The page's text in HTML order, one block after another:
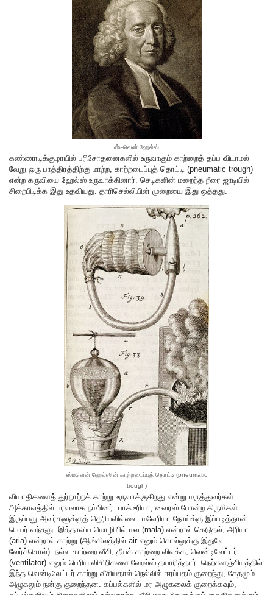
ஸ்டீவென் ஹேல்ஸ்
கண்ணாடிக்குழாயில் பரிசோதனைகளில் உருவாகும் காற்றைத் தப்ப விடாமல்
வேறு ஒரு பாத்திரத்திற்கு மாற்ற, காற்றடைப்புத் தொட்டி (pneumatic trough)
என்ற கருவியை ஹேல்ஸ் உருவாக்கினார். செடிகளின் மறைந்த நீரை ஜாடியில்
சிறைபிடிக்க இது உதவியது. தாரிசெல்லியின் முறையை இது ஒத்தது.
ஸ்டீவென் ஹேல்ஸின் காற்றடைப்புத் தொட்டி (pneumatic
trough)
வியாதிகளைத் துர்நாற்றக் காற்று உருவாக்குகிறது என்று மருத்துவர்கள்
அக்காலத்தில் பரவலாக நம்பினர். பாக்டீரியா, வைரஸ் போன்ற கிருமிகள்
இருப்பது அவர்களுக்குத் தெரியவில்லை. மலேரியா நோய்க்கு இப்படித்தான்
பெயர் வந்தது. இத்தாலிய மொழியில் மல (mala) என்றால் கெடுதல், அரியா
(aria) என்றால் காற்று (ஆங்கிலத்தில் air எனும் சொல்லுக்கு இதுவே
வேர்ச்சொல்). நல்ல காற்றை வீசி, தீயக் காற்றை விலக்க, வென்டிலேட்டர்
(ventilator) எனும் பெரிய விசிறிகளை ஹேல்ஸ் தயாரித்தார். நெற்களஞ்சியத்தில்
இந்த வென்டிலேட்டர் காற்று வீசியதால் நெல்லில் ஈரப்பதம் குறைந்து, சேதமும்
அழுகலும் நன்கு குறைந்தன. கப்பல்களில் மர அழுகலைக் குறைக்கவும்,